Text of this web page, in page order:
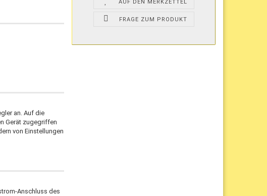
AUF DEN MERKZETTEL
FRAGE ZUM PRODUKT
an. Auf die
Gerät zugegriffen
von Einstellungen
Anschluss des